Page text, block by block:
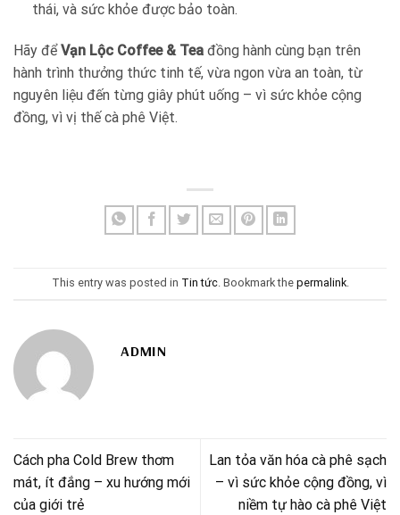
thái, và sức khỏe được bảo toàn.
Hãy đểVạn Lộc Coffee & Tea đồng hành cùng bạn trên
hành trình thưởng thức tinh tế, vừa ngon vừa an toàn, từ
nguyên liệu đến từng giây phút uống – vì sức khỏe cộng
đồng, vì vị thế cà phê Việt.
This entry was posted in Tin tức. Bookmark the permalink.
ADMIN
Cách pha Cold Brew thơm
mát, ít đắng – xu hướng mới
của giới trẻ
Lan tỏa văn hóa cà phê sạch
– vì sức khỏe cộng đồng, vì
niềm tự hào cà phê Việt